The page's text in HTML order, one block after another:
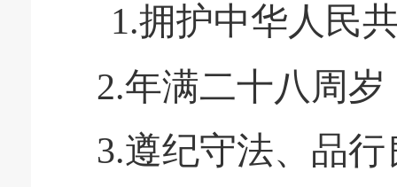
1.拥护中华人民
2.年满二十八周岁
3.遵纪守法、品